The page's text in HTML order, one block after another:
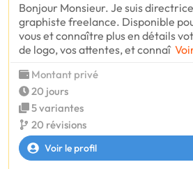
Bonjour Monsieur. Je suis
graphiste freelance. Disponible
vous et connaître plus en détails
de logo, vos attentes, et connaî
Montant privé
20 jours
5 variantes
20 révisions
Voir le profil